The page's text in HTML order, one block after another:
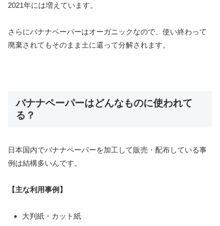
2021年には増えています。
さらにバナナペーパーはオーガニックなので、使い終わって
廃棄されてもそのまま土に還って分解されます。
バナナペーパーはどんなものに使われて
る？
日本国内でバナナペーパーを加工して販売・配布している事
例は結構多いんです。
【主な利用事例】
大判紙・カット紙